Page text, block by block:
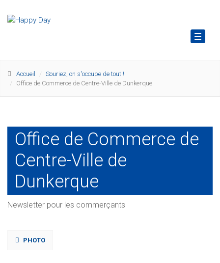
Toggle
Accueil
Souriez, on s'occupe de tout !
Office de Commerce de Centre-Ville de Dunkerque
Office de Commerce de
Centre-Ville de
Dunkerque
Newsletter pour les commerçants
PHOTO